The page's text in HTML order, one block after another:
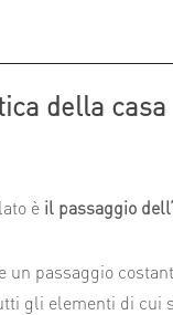
della casa
è il passaggio
un passaggio
gli elementi di cui